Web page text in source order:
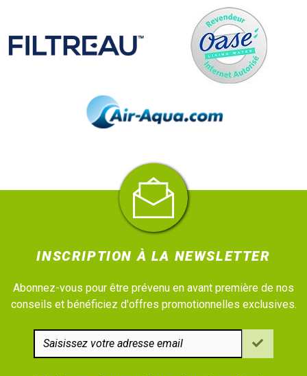
INSCRIPTION À LA NEWSLETTER
Abonnez-vous pour être prévenu en avant première de nos
conseils et bénéficiez d'offres promotionnelles exclusives.